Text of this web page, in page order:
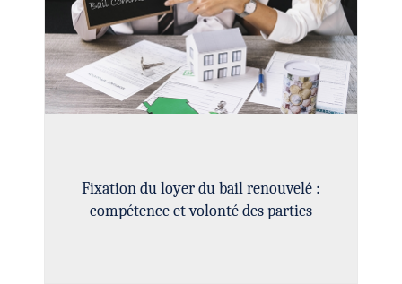
Fixation du loyer du bail renouvelé :
compétence et volonté des parties